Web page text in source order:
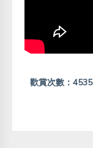
歡賞次數：4535